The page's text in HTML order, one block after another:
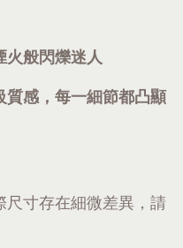
火般閃爍迷人
質感，每一細節都凸顯
尺寸存在細微差異，請